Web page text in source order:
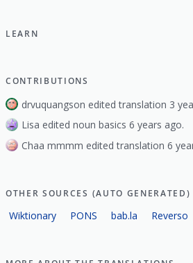
LEARN
CONTRIBUTIONS
drvuquangson edited translation 3
Lisa edited noun basics 6 years ago.
Chaa mmmm edited translation 6
OTHER SOURCES (AUTO GENERATED)
Wiktionary PONS bab.la Reverso